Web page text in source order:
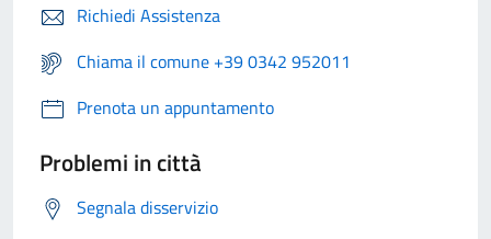
Richiedi Assistenza
Chiama il comune +39 0342 952011
Prenota un appuntamento
Problemi in città
Segnala disservizio